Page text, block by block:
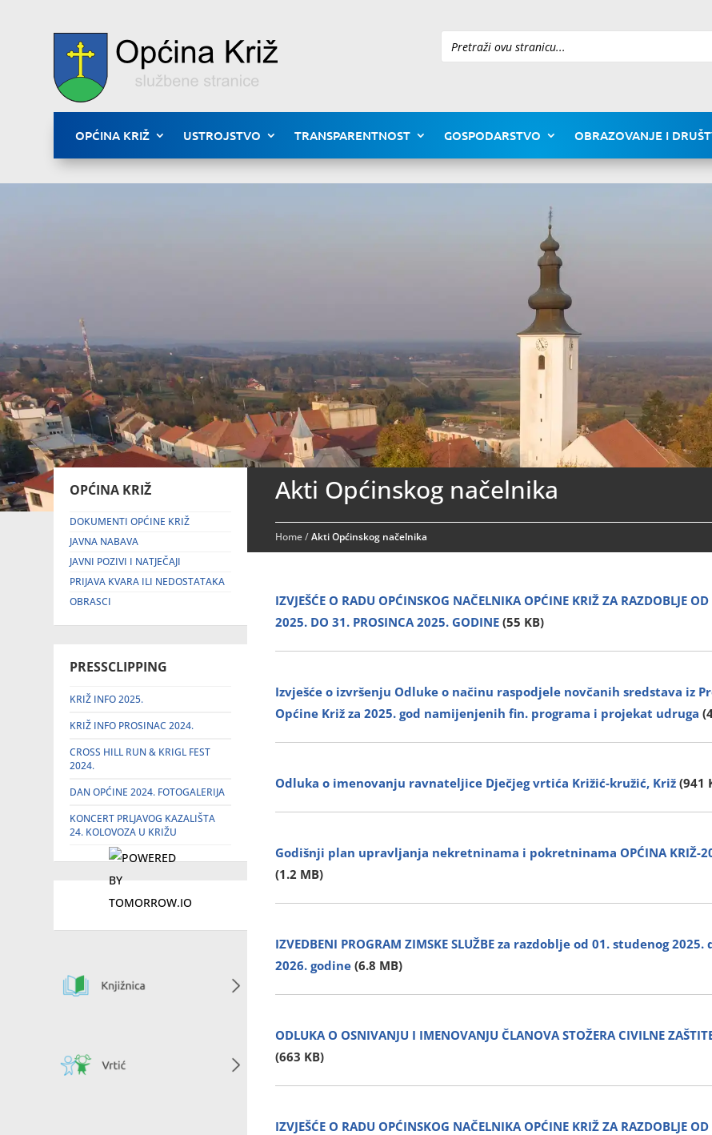
Pretraži
OPĆINA KRIŽ USTROJSTVO TRANSPARENTNOST GOSPODARSTVO OBRAZOVANJE I
OPĆINA KRIŽ
DOKUMENTI OPĆINE KRIŽ
JAVNA NABAVA
JAVNI POZIVI I NATJEČAJI
PRIJAVA KVARA ILI NEDOSTATAKA
OBRASCI
PRESSCLIPPING
KRIŽ INFO 2025.
KRIŽ INFO PROSINAC 2024.
CROSS HILL RUN & KRIGL FEST
2024.
DAN OPĆINE 2024. FOTOGALERIJA
KONCERT PRLJAVOG KAZALIŠTA
24. KOLOVOZA U KRIŽU
Akti Općinskog načelnika
Home/Akti Općinskog načelnika
IZVJEŠĆE O RADU OPĆINSKOG NAČELNIKA OPĆINE KRIŽ ZA RAZDOBLJE OD
2025. DO 31. PROSINCA 2025. GODINE(55 KB)
Izvješće o izvršenju Odluke o načinu raspodjele novčanih sredstava iz
Općine Križ za 2025. god namijenjenih fin. programa i projekat udruga
Odluka o imenovanju ravnateljice Dječjeg vrtića Križić-kružić, Križ(941
Godišnji plan upravljanja nekretninama i pokretninama OPĆINA KRIŽ-
(1.2 MB)
IZVEDBENI PROGRAM ZIMSKE SLUŽBE za razdoblje od 01. studenog
2026. godine(6.8 MB)
ODLUKA O OSNIVANJU I IMENOVANJU ČLANOVA STOŽERA CIVILNE
(663 KB)
IZVJEŠĆE O RADU OPĆINSKOG NAČELNIKA OPĆINE KRIŽ ZA RAZDOBLJE OD